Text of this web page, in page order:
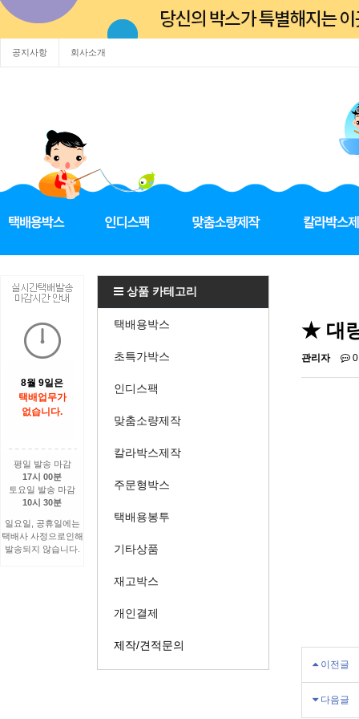
공지사항 회사소개
8월 9일은
택배업무가
없습니다.
평일 발송 마감
17시 00분
토요일 발송 마감
10시 30분
일요일, 공휴일에는
택배사 사정으로인해
발송되지 않습니다.
상품 카테고리
택배용박스
초특가박스
인디스팩
맞춤소량제작
칼라박스제작
주문형박스
택배용봉투
기타상품
재고박스
개인결제
제작/견적문의
★ 대
관리자
이전글
다음글